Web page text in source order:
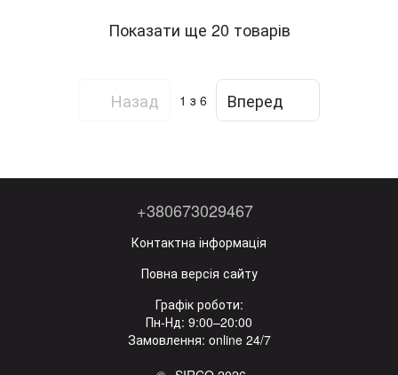
Показати ще 20 товарів
Назад 1 з 6 Вперед
+380673029467
Контактна інформація
Повна версія сайту
Графік роботи:
Пн-Нд: 9:00–20:00
Замовлення: online 24/7